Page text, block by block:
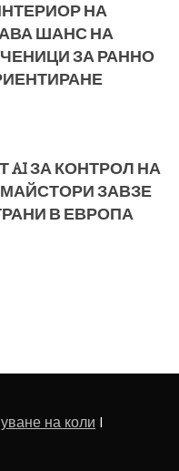
НА
ШАНС НА
ЗА РАННО
AI ЗА КОНТРОЛ НА
ЗАВЗЕ
В ЕВРОПА
на коли I